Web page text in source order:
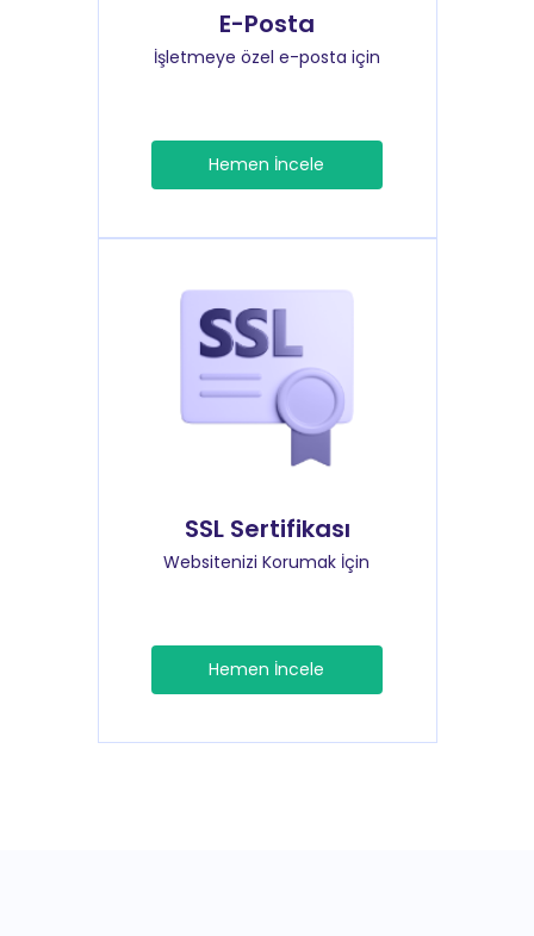
E-Posta
İşletmeye özel e-posta için
Hemen İncele
SSL Sertifikası
Websitenizi Korumak İçin
Hemen İncele